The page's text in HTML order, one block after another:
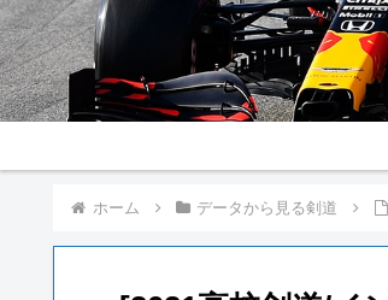
ホーム データから見る剣道